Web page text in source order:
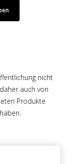
nicht
auch von
Produkte